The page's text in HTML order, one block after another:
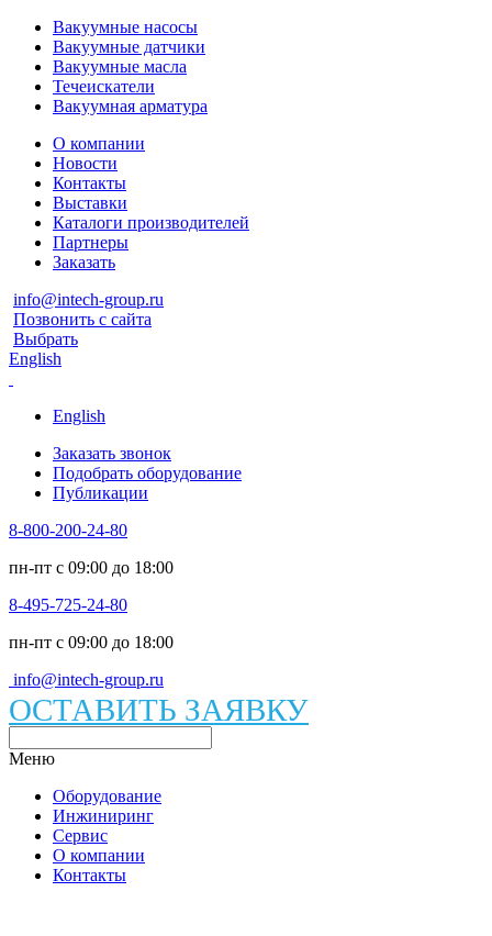
Вакуумные насосы
Вакуумные датчики
Вакуумные масла
Течеискатели
Вакуумная арматура
О компании
Новости
Контакты
Выставки
Каталоги производителей
Партнеры
Заказать
info@intech-group.ru
Позвонить с сайта
Выбрать
English
English
Заказать звонок
Подобрать оборудование
Публикации
8-800-200-24-80
пн-пт c 09:00 до 18:00
8-495-725-24-80
пн-пт c 09:00 до 18:00
info@intech-group.ru
ОСТАВИТЬ ЗАЯВКУ
Меню
Оборудование
Инжиниринг
Сервис
О компании
Контакты